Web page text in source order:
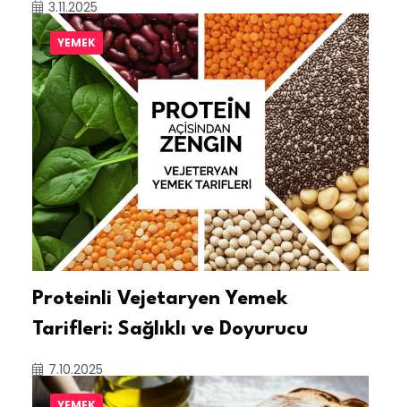
3.11.2025
YEMEK
Proteinli Vejetaryen Yemek
Tarifleri: Sağlıklı ve Doyurucu
7.10.2025